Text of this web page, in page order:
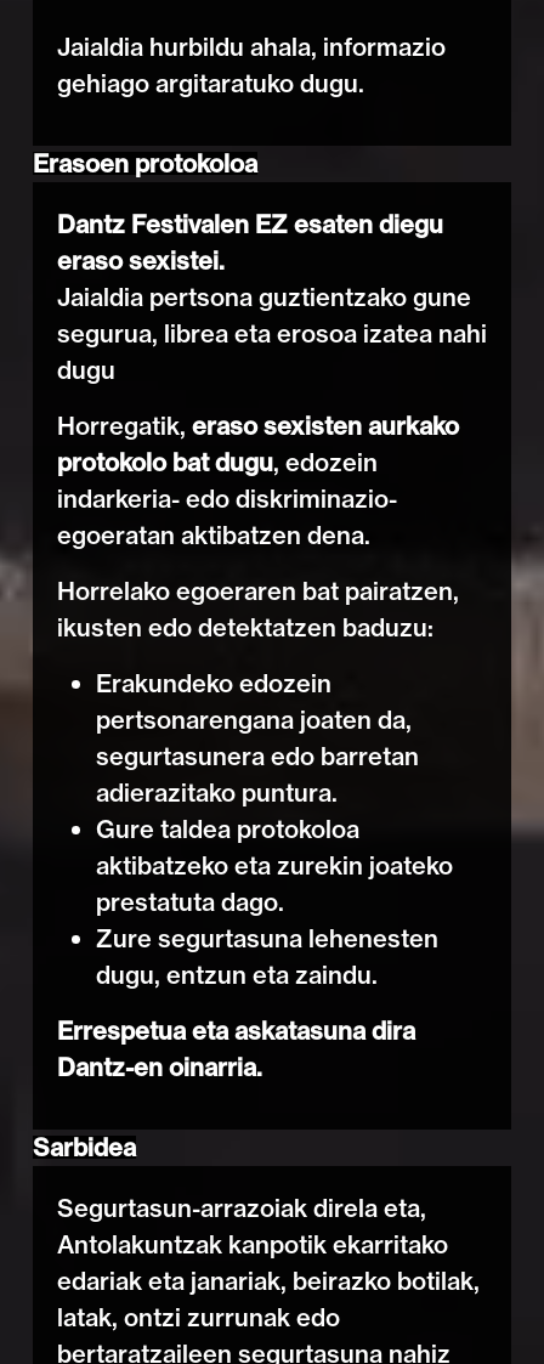
Jaialdia hurbildu ahala, informazio
gehiago argitaratuko dugu.
Erasoen protokoloa
Dantz Festivalen EZ esaten diegu
eraso sexistei.
Jaialdia pertsona guztientzako gune
segurua, librea eta erosoa izatea nahi
dugu
Horregatik, eraso sexisten aurkako
protokolo bat dugu, edozein
indarkeria- edo diskriminazio-
egoeratan aktibatzen dena.
Horrelako egoeraren bat pairatzen,
ikusten edo detektatzen baduzu:
Erakundeko edozein
pertsonarengana joaten da,
segurtasunera edo barretan
adierazitako puntura.
Gure taldea protokoloa
aktibatzeko eta zurekin joateko
prestatuta dago.
Zure segurtasuna lehenesten
dugu, entzun eta zaindu.
Errespetua eta askatasuna dira
Dantz-en oinarria.
Sarbidea
Segurtasun-arrazoiak direla eta,
Antolakuntzak kanpotik ekarritako
edariak eta janariak, beirazko botilak,
latak, ontzi zurrunak edo
bertaratzaileen segurtasuna nahiz